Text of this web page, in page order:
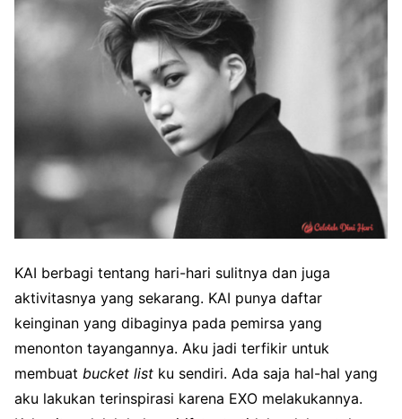
KAI berbagi tentang hari-hari sulitnya dan juga
aktivitasnya yang sekarang. KAI punya daftar
keinginan yang dibaginya pada pemirsa yang
menonton tayangannya. Aku jadi terfikir untuk
membuat bucket list ku sendiri. Ada saja hal-hal yang
aku lakukan terinspirasi karena EXO melakukannya.